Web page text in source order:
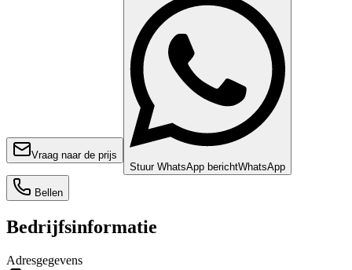
Vraag naar de prijs
Stuur WhatsApp berichtWhatsApp
Bellen
Bedrijfsinformatie
Adresgegevens